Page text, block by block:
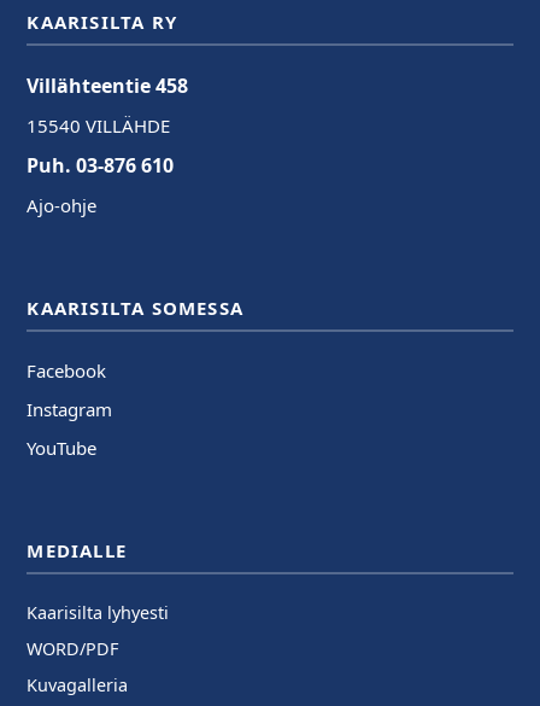
KAARISILTA RY
Villähteentie 458
15540 VILLÄHDE
Puh. 03-876 610
Ajo-ohje
KAARISILTA SOMESSA
Facebook
Instagram
YouTube
MEDIALLE
Kaarisilta lyhyesti
WORD/PDF
Kuvagalleria